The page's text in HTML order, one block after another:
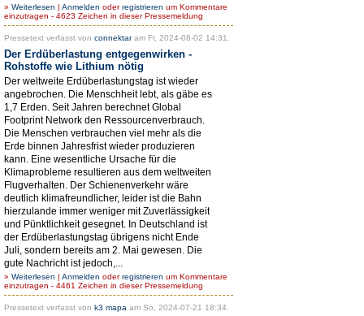
» Weiterlesen | Anmelden oderregistrieren um Kommentare
einzutragen - 4623 Zeichen in dieser Pressemeldung
Pressetext verfasst von connektaram Fr, 2024-08-02 14:31.
Der Erdüberlastung entgegenwirken -
Rohstoffe wie Lithium nötig
Der weltweite Erdüberlastungstag ist wieder
angebrochen. Die Menschheit lebt, als gäbe es
1,7 Erden. Seit Jahren berechnet Global
Footprint Network den Ressourcenverbrauch.
Die Menschen verbrauchen viel mehr als die
Erde binnen Jahresfrist wieder produzieren
kann. Eine wesentliche Ursache für die
Klimaprobleme resultieren aus dem weltweiten
Flugverhalten. Der Schienenverkehr wäre
deutlich klimafreundlicher, leider ist die Bahn
hierzulande immer weniger mit Zuverlässigkeit
und Pünktlichkeit gesegnet. In Deutschland ist
der Erdüberlastungstag übrigens nicht Ende
Juli, sondern bereits am 2. Mai gewesen. Die
gute Nachricht ist jedoch,...
» Weiterlesen | Anmelden oderregistrieren um Kommentare
einzutragen - 4461 Zeichen in dieser Pressemeldung
Pressetext verfasst von k3 mapa am So, 2024-07-21 18:34.